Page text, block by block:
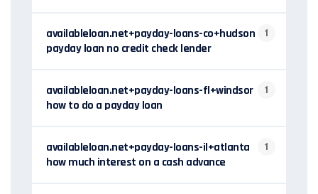
availableloan.net+payday-loans-co+hudson
payday loan no credit check lender
1
availableloan.net+payday-loans-fl+windsor
how to do a payday loan
1
availableloan.net+payday-loans-il+atlanta
how much interest on a cash advance
1